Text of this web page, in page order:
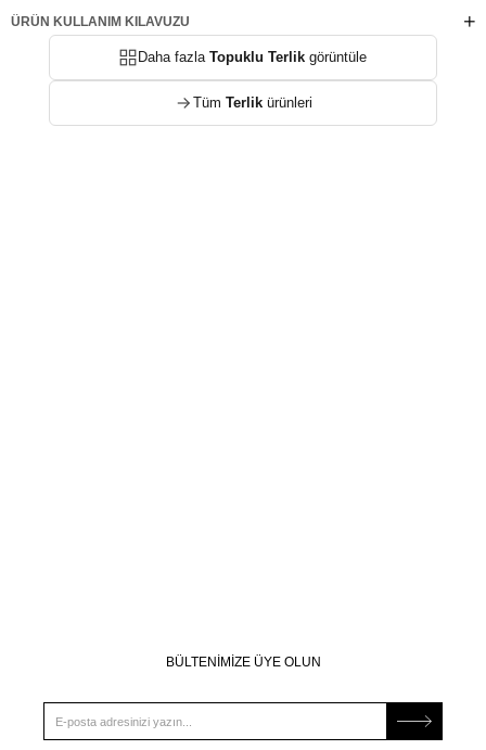
ÜRÜN KULLANIM KILAVUZU
Daha fazlaTopuklu Terlik görüntüle
Tüm Terlikürünleri
BÜLTENİMİZE ÜYE OLUN